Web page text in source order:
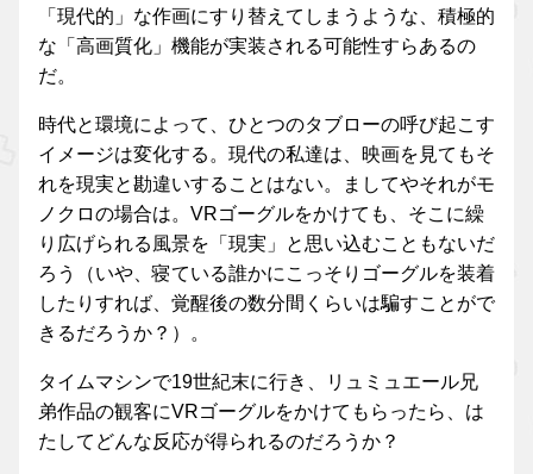
「現代的」な作画にすり替えてしまうような、積極的
な「高画質化」機能が実装される可能性すらあるの
だ。
時代と環境によって、ひとつのタブローの呼び起こす
イメージは変化する。現代の私達は、映画を見てもそ
れを現実と勘違いすることはない。ましてやそれがモ
ノクロの場合は。VRゴーグルをかけても、そこに繰
り広げられる風景を「現実」と思い込むこともないだ
ろう（いや、寝ている誰かにこっそりゴーグルを装着
したりすれば、覚醒後の数分間くらいは騙すことがで
きるだろうか？）。
タイムマシンで19世紀末に行き、リュミュエール兄
弟作品の観客にVRゴーグルをかけてもらったら、は
たしてどんな反応が得られるのだろうか？